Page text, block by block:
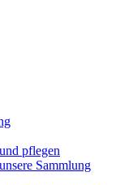
pflegen
Sammlung